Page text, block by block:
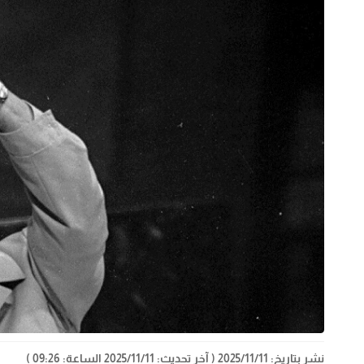
نشر بتاريخ: 2025/11/11 ( آخر تحديث: 2025/11/11 الساعة: 09:26 )